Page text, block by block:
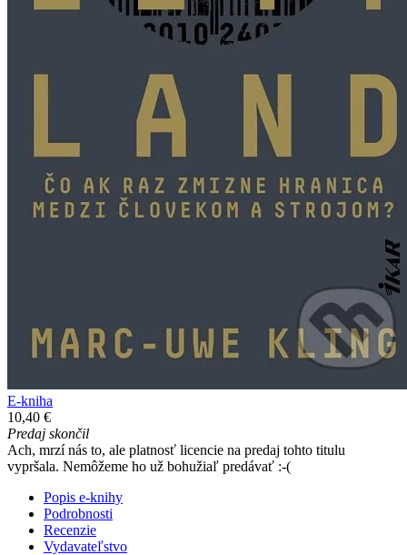
E-kniha
10,40 €
Predaj skončil
Ach, mrzí nás to, ale platnosť licencie na predaj tohto titulu
vypršala. Nemôžeme ho už bohužiaľ predávať :-(
Popis e-knihy
Podrobnosti
Recenzie
Vydavateľstvo